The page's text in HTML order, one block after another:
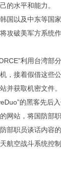
的水平和能力。
以及中东等国家
攻破美军方系统
利用台湾部
，接着假借这些
并获取机密文件。
的黑客先后入
网站，将国防部
部职员谈话内容
航空战斗系统控